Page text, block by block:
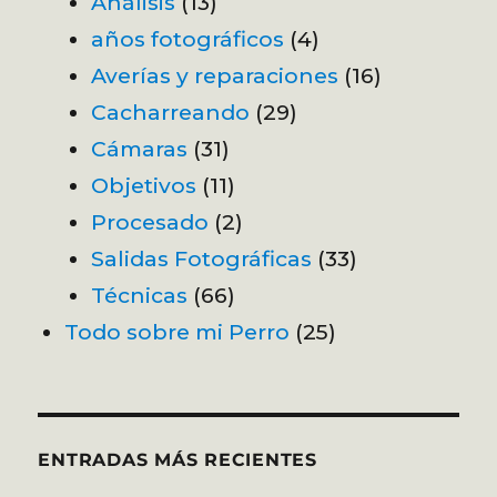
años fotográficos (4)
Averías y reparaciones (16)
Cacharreando (29)
Cámaras (31)
Objetivos (11)
Procesado (2)
Salidas Fotográficas (33)
Técnicas (66)
Todo sobre mi Perro (25)
ENTRADAS MÁS RECIENTES